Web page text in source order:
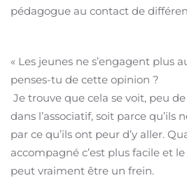
pédagogue au contact de
« Les jeunes ne s’engagent plus
penses-tu de cette opinion ?
Je trouve que cela se voit, peu
dans l’associatif, soit parce qu’ils
par ce qu’ils ont peur d’y aller.
accompagné c’est plus facile et
peut vraiment être un frein.